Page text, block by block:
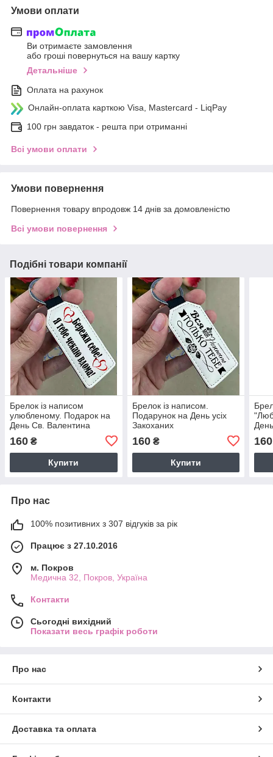
Умови оплати
Ви отримаєте замовлення
або гроші повернуться на вашу картку
Детальніше
Оплата на рахунок
Онлайн-оплата карткою Visa, Mastercard - LiqPay
100 грн завдаток - решта при отриманні
Всі умови оплати
Умови повернення
Повернення товару впродовж 14 днів за домовленістю
Всі умови повернення
Подібні товари компанії
Брелок із написом
улюбленому. Подарок на
День Св. Валентина
160 ₴
Купити
Брелок із написом.
Подарунок на День усіх
Закоханих
160₴
Купити
160
Про нас
100% позитивних з 307 відгуків за рік
Працює з 27.10.2016
м. Покров
Медична 32, Покров, Україна
Контакти
Сьогодні вихідний
Показати весь графік роботи
Про нас
Контакти
Доставка та оплата